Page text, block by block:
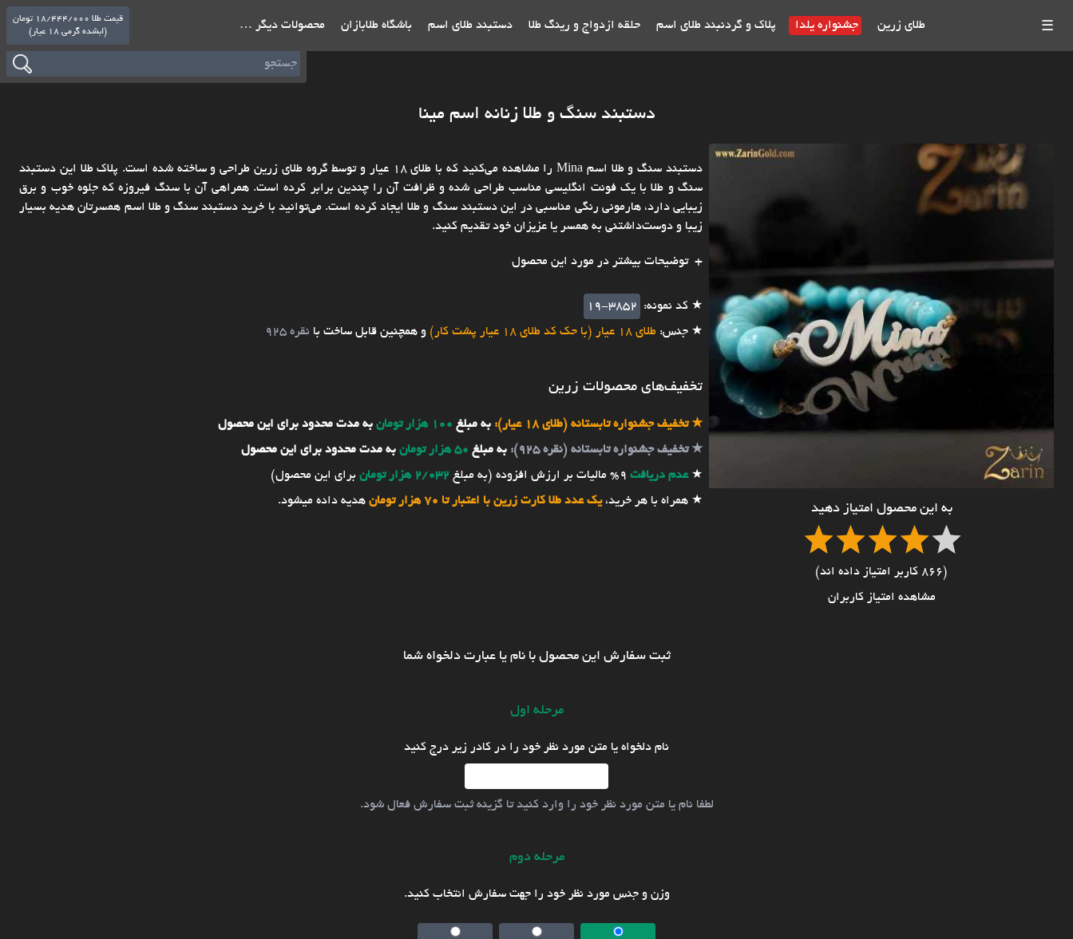
☰ طلای زرین جشنواره یلدا پلاک و گردنبند طلای اسم حلقه ازدواج و رینگ طلا دستبند طلای اسم باشگاه طلابازان محصولات دیگر …
قیمت طلا 18/444/000 تومان
(ابشده گرمی 18 عیار)
دستبند سنگ و طلا زنانه اسم مینا
به این محصول امتیاز دهید
(866 کاربر امتیاز داده اند)
مشاهده امتیاز کاربران
دستبند سنگ و طلا اسم Mina را مشاهده می‌کنید که با طلای 18 عیار و توسط گروه طلای زرین طراحی و ساخته شده است. پلاک طلا این دستبند
سنگ و طلا با یک فونت انگلیسی مناسب طراحی شده و ظرافت آن را چندین برابر کرده است. همراهی آن با سنگ فیروزه که جلوه خوب و برق
زیبایی دارد، هارمونی رنگی مناسبی در این دستبند سنگ و طلا ایجاد کرده است. می‌توانید با خرید دستبند سنگ و طلا اسم همسرتان هدیه بسیار
زیبا و دوست‌داشتنی به همسر یا عزیزان خود تقدیم کنید.
توضیحات بیشتر در مورد این محصول
★ کد نمونه:
19-3852
★ جنس: طلای 18 عیار (با حک کد طلای 18 عیار پشت کار) و همچنین قابل ساخت با نقره 925
تخفیف‌های محصولات زرین
★تخفیف جشنواره تابستانه (طلای 18 عیار): به مبلغ 100 هزار تومان
به مدت محدود برای این محصول
★تخفیف جشنواره تابستانه (نقره 925): به مبلغ 50 هزار تومان
به مدت محدود برای این محصول
★عدم دریافت 9% مالیات بر ارزش افزوده (به مبلغ 2/032 هزار تومان
برای این محصول)
★ همراه با هر خرید،یک عدد طلا کارت زرین با اعتبار تا 70 هزار تومان هدیه داده میشود.
ثبت سفارش این محصول با نام یا عبارت دلخواه شما
مرحله اول
نام دلخواه یا متن مورد نظر خود را در کادر زیر درج کنید
لطفا نام یا متن مورد نظر خود را وارد کنید تا گزینه ثبت سفارش فعال شود.
مرحله دوم
وزن و جنس مورد نظر خود را جهت سفارش انتخاب کنید.